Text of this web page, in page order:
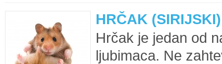
HRČAK (SIRIJSKI)
Hrčak je jedan od
ljubimaca. Ne